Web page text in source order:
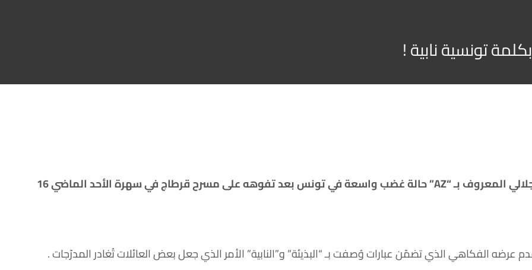
تونسية نابية !
أثار الكوميدي الفرنسي من أصول مغربية عز الدين بنجلالي المعروف بـ “AZ” حالة غضب واسعة في تونس بعد تفوهه على مسرح قرطاج في سهرة الأحد الماضي 16
الفكاهي الذي تضمّن عبارات وُصفت بـ “البذيئة” و”النابية” الأمر الذي جعل بعض العائلات تُغادر المدرّجات .